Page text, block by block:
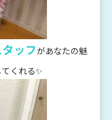
ッフがあなたの魅
くれる✨